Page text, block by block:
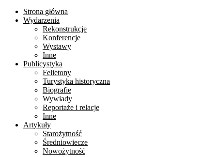
Strona główna
Wydarzenia
Rekonstrukcje
Konferencje
Wystawy
Inne
Publicystyka
Felietony
Turystyka historyczna
Biografie
Wywiady
Reportaże i relacje
Inne
Artykuły
Starożytność
Średniowiecze
Nowożytność